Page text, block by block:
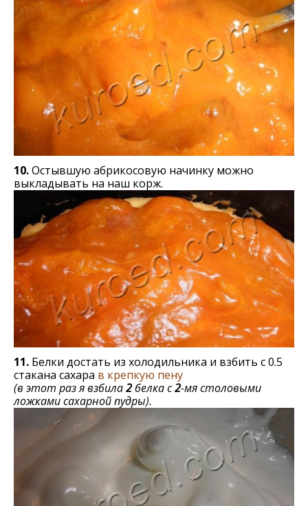
10.Остывшую абрикосовую начинку можно
выкладывать на наш корж.
11. Белки достать из холодильника и взбить с 0.5
стакана сахара в крепкую пену
(в этот раз я взбила2белка с2-мя столовыми
ложками сахарной пудры).